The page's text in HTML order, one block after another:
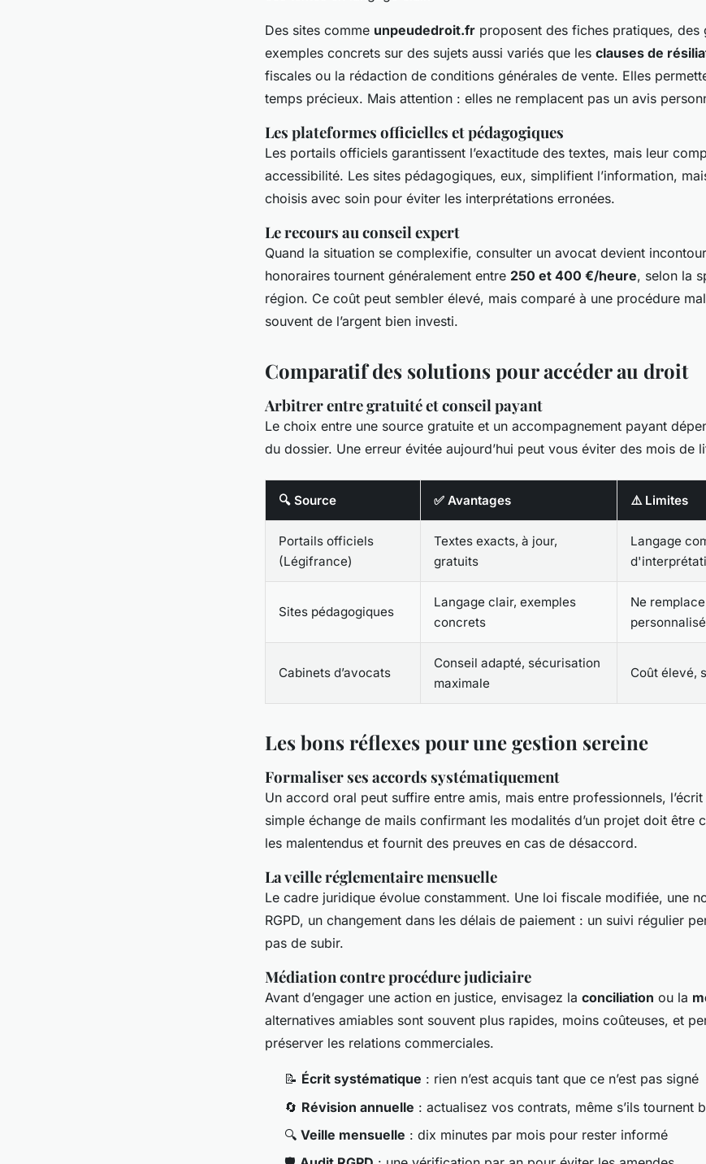
Des sites comme unpeudedroit.fr proposent des fiches pratiques, des
exemples concrets sur des sujets aussi variés que les clauses de
fiscales ou la rédaction de conditions générales de vente. Elles
temps précieux. Mais attention : elles ne remplacent pas un avis
Les plateformes officielles et pédagogiques
Les portails officiels garantissent l’exactitude des textes, mais leur
accessibilité. Les sites pédagogiques, eux, simplifient l’information,
choisis avec soin pour éviter les interprétations erronées.
Le recours au conseil expert
Quand la situation se complexifie, consulter un avocat devient
honoraires tournent généralement entre 250 et 400 €/heure, selon la
région. Ce coût peut sembler élevé, mais comparé à une procédure
souvent de l’argent bien investi.
Comparatif des solutions pour accéder au droit
Arbitrer entre gratuité et conseil payant
Le choix entre une source gratuite et un accompagnement payant
du dossier. Une erreur évitée aujourd’hui peut vous éviter des mois de
🔍 Source ✅ Avantages ⚠️ Limites
Portails officiels
(Légifrance)
Textes exacts, à jour,
gratuits
Langage
Sites pédagogiques
Langage clair, exemples
concrets
Ne
personnalisé
Cabinets d’avocats
Conseil adapté, sécurisation
maximale
Coût élevé,
Les bons réflexes pour une gestion sereine
Formaliser ses accords systématiquement
Un accord oral peut suffire entre amis, mais entre professionnels,
simple échange de mails confirmant les modalités d’un projet doit être
les malentendus et fournit des preuves en cas de désaccord.
La veille réglementaire mensuelle
Le cadre juridique évolue constamment. Une loi fiscale modifiée, une
RGPD, un changement dans les délais de paiement : un suivi régulier
pas de subir.
Médiation contre procédure judiciaire
Avant d’engager une action en justice, envisagez la conciliation ou la
alternatives amiables sont souvent plus rapides, moins coûteuses, et
préserver les relations commerciales.
📝 Écrit systématique : rien n’est acquis tant que ce n’est pas signé
🔄 Révision annuelle : actualisez vos contrats, même s’ils tournent
🔍 Veille mensuelle : dix minutes par mois pour rester informé